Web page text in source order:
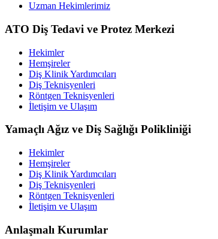
Uzman Hekimlerimiz
ATO Diş Tedavi ve Protez Merkezi
Hekimler
Hemşireler
Diş Klinik Yardımcıları
Diş Teknisyenleri
Röntgen Teknisyenleri
İletişim ve Ulaşım
Yamaçlı Ağız ve Diş Sağlığı Polikliniği
Hekimler
Hemşireler
Diş Klinik Yardımcıları
Diş Teknisyenleri
Röntgen Teknisyenleri
İletişim ve Ulaşım
Anlaşmalı Kurumlar